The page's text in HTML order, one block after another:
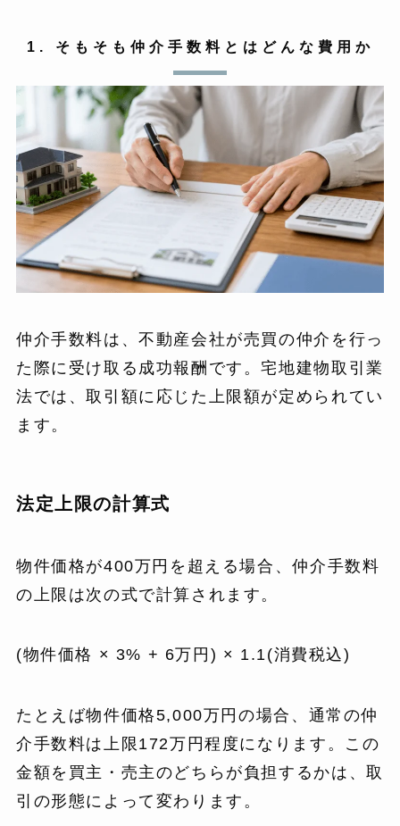
1. そもそも仲介手数料とはどんな費用か
仲介手数料は、不動産会社が売買の仲介を行っ
た際に受け取る成功報酬です。宅地建物取引業
法では、取引額に応じた上限額が定められてい
ます。
法定上限の計算式
物件価格が400万円を超える場合、仲介手数料
の上限は次の式で計算されます。
(物件価格 × 3% + 6万円) × 1.1(消費税込)
たとえば物件価格5,000万円の場合、通常の仲
介手数料は上限172万円程度になります。この
金額を買主・売主のどちらが負担するかは、取
引の形態によって変わります。